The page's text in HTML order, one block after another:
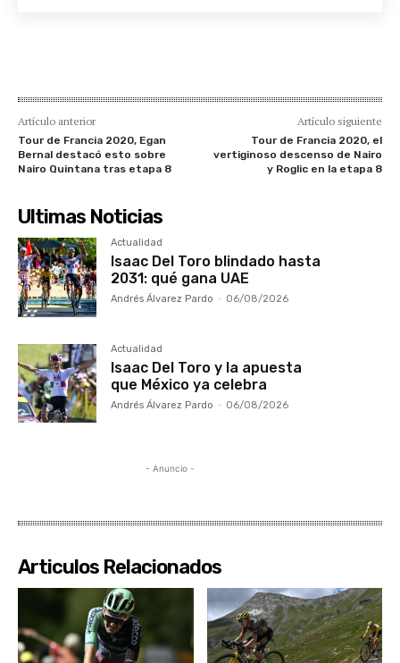
Artículo anterior
Tour de Francia 2020, Egan
Bernal destacó esto sobre
Nairo Quintana tras etapa 8
Artículo siguiente
Tour de Francia 2020, el
vertiginoso descenso de Nairo
y Roglic en la etapa 8
Ultimas Noticias
Actualidad
Isaac Del Toro blindado hasta
2031: qué gana UAE
Andrés Álvarez Pardo - 06/08/2026
Actualidad
Isaac Del Toro y la apuesta
que México ya celebra
Andrés Álvarez Pardo - 06/08/2026
- Anuncio -
Articulos Relacionados